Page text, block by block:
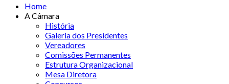
Home
A Câmara
História
Galeria dos Presidentes
Vereadores
Comissões Permanentes
Estrutura Organizacional
Mesa Diretora